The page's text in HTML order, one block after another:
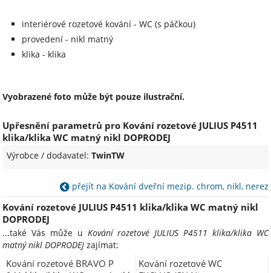
interiérové rozetové kování - WC (s páčkou)
provedení - nikl matný
klika - klika
Vyobrazené foto může být pouze ilustrační.
Upřesnění parametrů pro Kování rozetové JULIUS P4511
klika/klika WC matný nikl DOPRODEJ
Výrobce / dodavatel:TwinTW
přejít na Kování dveřní mezip. chrom, nikl, nerez
Kování rozetové JULIUS P4511 klika/klika WC matný nikl
DOPRODEJ
...také Vás může u Kování rozetové JULIUS P4511 klika/klika WC
matný nikl DOPRODEJ zajímat:
Kování rozetové BRAVO P
Kování rozetové WC